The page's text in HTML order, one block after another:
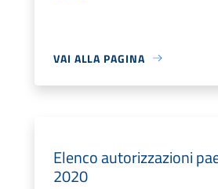
VAI ALLA PAGINA
Elenco autorizzazioni
2020